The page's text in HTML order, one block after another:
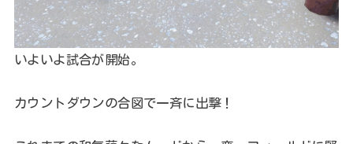
いよいよ試合が開始。
カウントダウンの合図で一斉に出撃！